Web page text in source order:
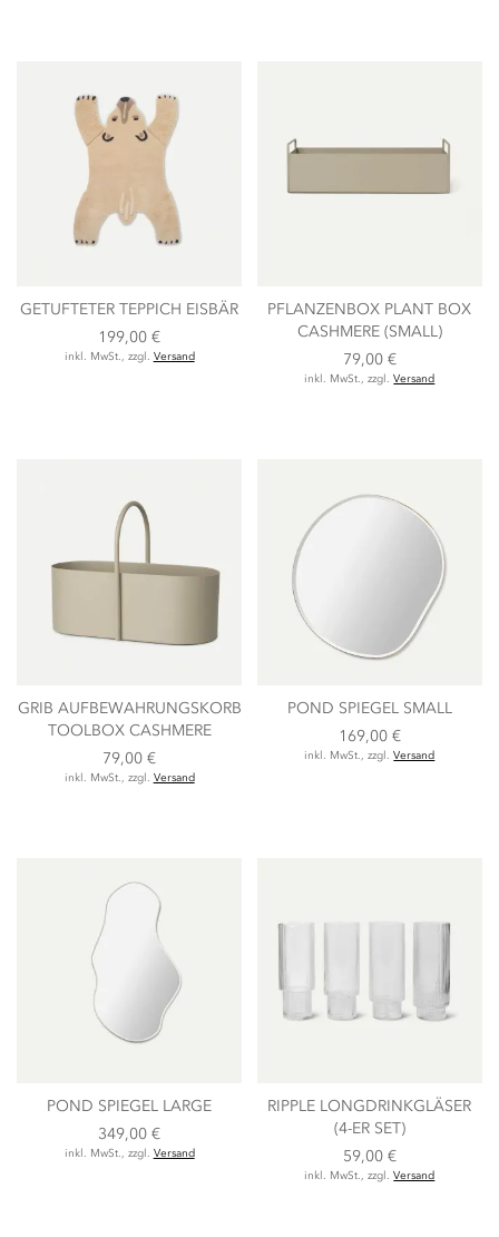
GETUFTETER TEPPICH EISBÄR
199,00 €
inkl. MwSt., zzgl. Versand
PFLANZENBOX PLANT BOX
CASHMERE (SMALL)
79,00 €
inkl. MwSt., zzgl.Versand
GRIB AUFBEWAHRUNGSKORB
TOOLBOX CASHMERE
79,00 €
inkl. MwSt., zzgl. Versand
POND SPIEGEL SMALL
169,00 €
inkl. MwSt., zzgl.Versand
POND SPIEGEL LARGE
349,00 €
inkl. MwSt., zzgl. Versand
RIPPLE LONGDRINKGLÄSER
(4-ER SET)
59,00 €
inkl. MwSt., zzgl.Versand